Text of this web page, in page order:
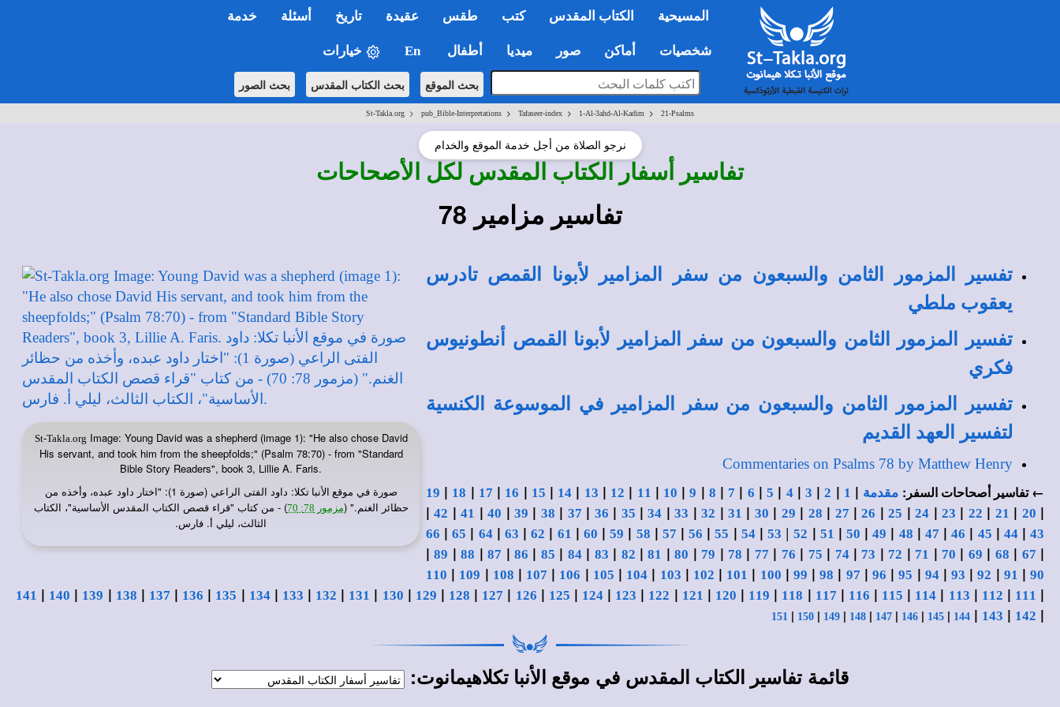
المسيحية الكتاب المقدس كتب طقس عقيدة تاريخ أسئلة خدمة
شخصيات أماكن صور ميديا أطفال En خيارات
بحث الموقع بحث الكتاب المقدس بحث الصور
St-Takla.org > pub_Bible-Interpretations > Tafaseer-index > 1-Al-3ahd-Al-Kadim > 21-Psalms
نرجو الصلاة من أجل خدمة الموقع والخدام
تفاسير أسفار الكتاب المقدس لكل الأصحاحات
تفاسير مزامير 78
St-Takla.org Image: Young David was a shepherd (image 1): "He also chose David
His servant, and took him from the sheepfolds;" (Psalm 78:70) - from "Standard
Bible Story Readers", book 3, Lillie A. Faris.
صورة في موقع الأنبا تكلا
: داود الفتى الراعي (صورة 1): "اختار داود عبده، وأخذه من
حظائر الغنم." (مزمور 78: 70
) - من كتاب "قراء قصص الكتاب المقدس الأساسية"، الكتاب
الثالث، ليلي أ. فارس.
تفسير المزمور الثامن والسبعون من سفر المزامير لأبونا القمص تادرس
يعقوب ملطي
تفسير المزمور الثامن والسبعون من سفر المزامير لأبونا القمص أنطونيوس
فكري
تفسير المزمور الثامن والسبعون من سفر المزامير في الموسوعة الكنسية
لتفسير العهد القديم
Commentaries on Psalms 78 by Matthew Henry
← تفاسير أصحاحات السفر: مقدمة |
1
|
2
|
3
|
4
|
5
|
6
|
7
|
8
|
9
|
10
|
11
|
12
|
13
|
14
|
15
|
16
|
17
|
18
|
19
|
20
|
21
|
22
|
23
|
24
|
25
|
26
|
27
|
28
|
29
|
30
|
31
|
32
|
33
|
34
|
35
|
36
|
37
|
38
|
39
|
40
|
41
|
42
|
43
|
44
|
45
|
46
|
47
|
48
|
49
|
50
|
51
|
52
|
53
|
54
|
55
|
56
|
57
|
58
|
59
|
60
|
61
|
62
|
63
|
64
|
65
|
66
|
67
|
68
|
69
|
70
|
71
|
72
|
73
|
74
|
75
|
76
|
77
|
78
|
79
|
80
|
81
|
82
|
83
|
84
|
85
|
86
|
87
|
88
|
89
|
90
|
91
|
92
|
93
|
94
|
95
|
96
|
97
|
98
|
99
|
100
|
101
|
102
|
103
|
104
|
105
|
106
|
107
|
108
|
109
|
110
|
111
|
112
|
113
|
114
|
115
|
116
|
117
|
118
|
119
|
120
|
121
|
122
|
123
|
124
|
125
|
126
|
127
|
128
|
129
|
130
|
131
|
132
|
133
|
134
|
135
|
136
|
137
|
138
|
139
|
140
|
141
|
142
|
143
|
144
|
145
|
146
|
147
|
148
|
149
|
150
|
151
قائمة تفاسير الكتاب المقدس في موقع الأنبا تكلاهيمانوت: